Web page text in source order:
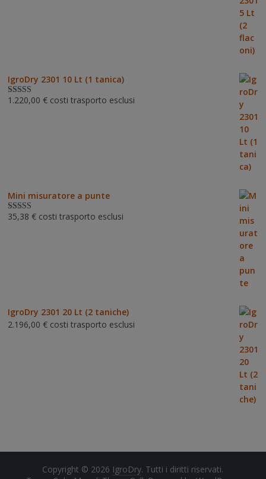
IgroDry 2301 10 Lt (1 tanica)
Valutato5.00
1.220,00 € costi trasporto esclusi
Mini misuratore a punte
Valutat
35,38 € costi trasporto esclusi
IgroDry 2301 20 Lt (2 taniche)
2.196,00 € costi trasporto esclusi
Copyright © 2026 IgroDry. Tutti i diritti riservati.